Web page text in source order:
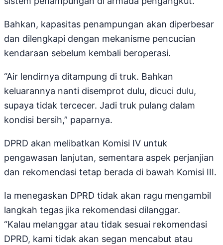
Bahkan, kapasitas penampungan akan diperbesar
dan dilengkapi dengan mekanisme pencucian
kendaraan sebelum kembali beroperasi.
“Air lendirnya ditampung di truk. Bahkan
keluarannya nanti disemprot dulu, dicuci dulu,
supaya tidak tercecer. Jadi truk pulang dalam
kondisi bersih,” paparnya.
DPRD akan melibatkan Komisi IV untuk
pengawasan lanjutan, sementara aspek perjanjian
dan rekomendasi tetap berada di bawah Komisi III.
Ia menegaskan DPRD tidak akan ragu mengambil
langkah tegas jika rekomendasi dilanggar.
“Kalau melanggar atau tidak sesuai rekomendasi
DPRD, kami tidak akan segan mencabut atau